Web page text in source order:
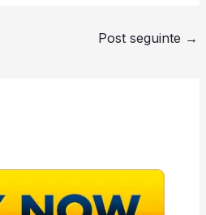
Post seguinte →